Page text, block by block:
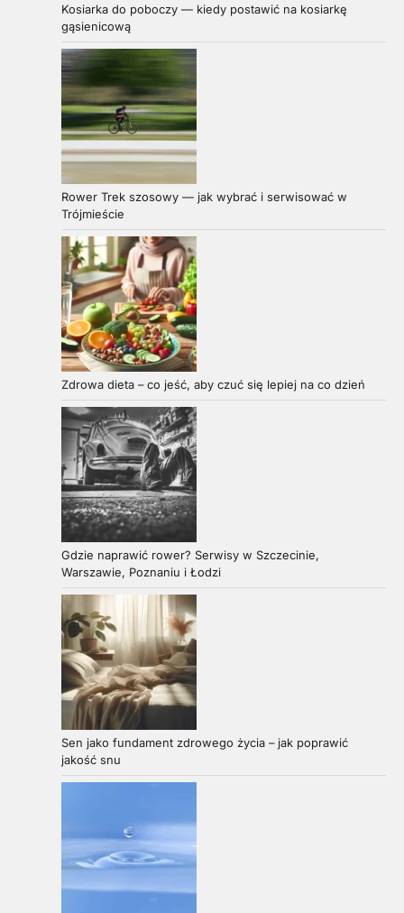
Kosiarka do poboczy — kiedy postawić na kosiarkę
gąsienicową
Rower Trek szosowy — jak wybrać i serwisować w
Trójmieście
Zdrowa dieta – co jeść, aby czuć się lepiej na co dzień
Gdzie naprawić rower? Serwisy w Szczecinie,
Warszawie, Poznaniu i Łodzi
Sen jako fundament zdrowego życia – jak poprawić
jakość snu